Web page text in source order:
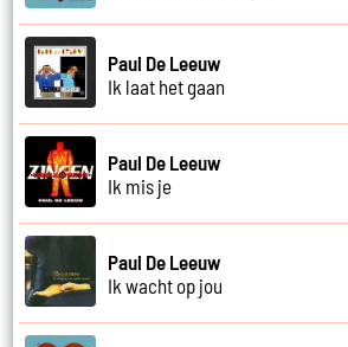
Paul De Leeuw
Ik laat het gaan
Paul De Leeuw
Ik mis je
Paul De Leeuw
Ik wacht op jou